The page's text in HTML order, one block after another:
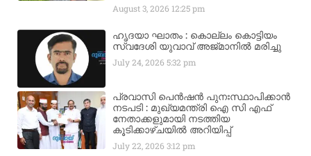
August 3, 2026 12:25 pm
ഹൃദയാ ഘാതം : കൊല്ലം കൊട്ടിയം
സ്വദേശി യുവാവ് അജ്മാനിൽ മരിച്ചു
July 24, 20265:32 pm
പ്രവാസി പെൻഷൻ പുനഃസ്ഥാപിക്കാൻ
നടപടി : മുഖ്യമന്ത്രി ഐ സി എഫ്
നേതാക്കളുമായി നടത്തിയ
കൂടിക്കാഴ്ചയിൽ അറിയിപ്പ്
July 22, 20263:12 pm